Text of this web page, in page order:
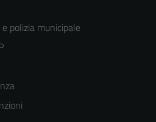
polizia municipale